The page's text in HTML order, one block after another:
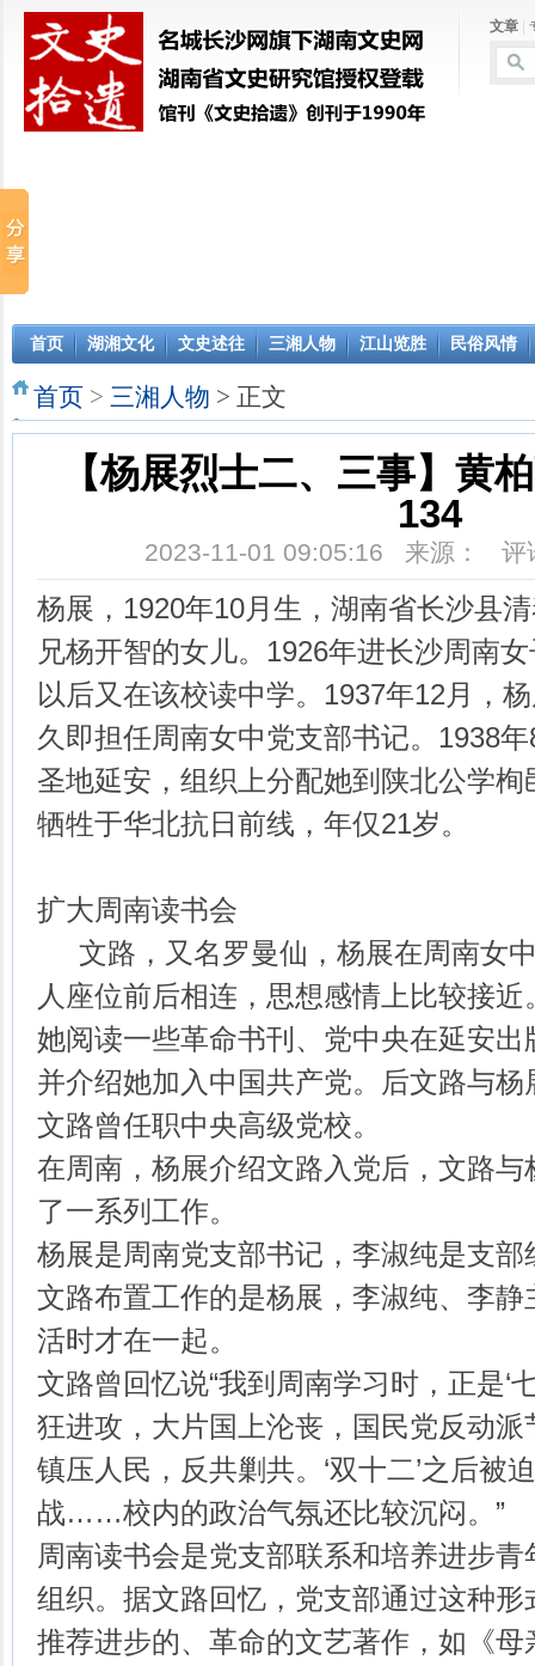
文章
首页 湖湘文化 文史述往 三湘人物 江山览胜 民俗风情
首页 > 三湘人物 > 正文
【杨展烈士二、三事】黄
134
2023-11-01 09:05:16 来源： 评
杨展，1920年10月生，湖南省长沙县
兄杨开智的女儿。1926年进长沙周南
以后又在该校读中学。1937年12月，
久即担任周南女中党支部书记。1938
圣地延安，组织上分配她到陕北公学
牺牲于华北抗日前线，年仅21岁。
扩大周南读书会
文路，又名罗曼仙，杨展在周南女
人座位前后相连，思想感情上比较接
她阅读一些革命书刊、党中央在延安
并介绍她加入中国共产党。后文路与
文路曾任职中央高级党校。
在周南，杨展介绍文路入党后，文路
了一系列工作。
杨展是周南党支部书记，李淑纯是支
文路布置工作的是杨展，李淑纯、李
活时才在一起。
文路曾回忆说“我到周南学习时，正是‘
狂进攻，大片国上沦丧，国民党反动
镇压人民，反共剿共。‘双十二’之后被
战……校内的政治气氛还比较沉闷。”
周南读书会是党支部联系和培养进步
组织。据文路回忆，党支部通过这种
推荐进步的、革命的文艺著作，如《